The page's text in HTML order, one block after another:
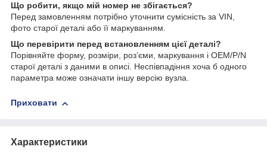
Що робити, якщо мій номер не збігається?
Перед замовленням потрібно уточнити сумісність за VIN,
фото старої деталі або її маркуванням.
Що перевірити перед встановленням цієї деталі?
Порівняйте форму, розміри, роз’єми, маркування і OEM/P/N
старої деталі з даними в описі. Неспівпадіння хоча б одного
параметра може означати іншу версію вузла.
Приховати
Характеристики